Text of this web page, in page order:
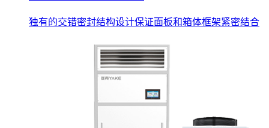
独有的交错密封结构设计保证面板和箱体框架紧密结合